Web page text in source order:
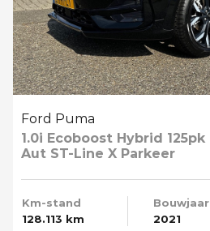
Ford Puma
1.0i Ecoboost Hybrid 125pk
Aut ST-Line X Parkeer
Km-stand
128.113 km
Bouwjaar
2021